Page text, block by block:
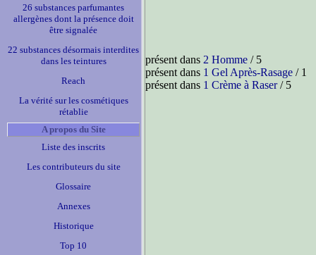
26 substances parfumantes
allergènes dont la présence doit
être signalée
22 substances désormais interdites
dans les teintures
Reach
La vérité sur les cosmétiques
rétablie
A propos du Site
Liste des inscrits
Les contributeurs du site
Glossaire
Annexes
Historique
Top 10
présent dans 2 Homme / 5
présent dans 1 Gel Après-Rasage / 1
présent dans 1 Crème à Raser/ 5